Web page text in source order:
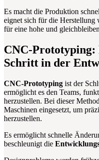
Es macht die Produktion
eignet sich für die Herstellung
für eine hohe und
CNC-Prototyping:
Schritt in der
CNC-Prototyping ist der
ermöglicht es den Teams,
herzustellen. Bei dieser
Maschinen eingesetzt, um
herzustellen.
Es ermöglicht schnelle
beschleunigt die